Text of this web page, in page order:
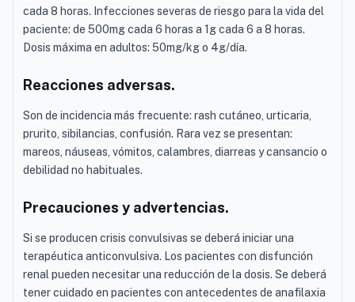
cada 8 horas. Infecciones severas de riesgo para la vida del
paciente: de 500mg cada 6 horas a 1g cada 6 a 8 horas.
Dosis máxima en adultos: 50mg/kg o 4g/día.
Reacciones adversas.
Son de incidencia más frecuente: rash cutáneo, urticaria,
prurito, sibilancias, confusión. Rara vez se presentan:
mareos, náuseas, vómitos, calambres, diarreas y cansancio o
debilidad no habituales.
Precauciones y advertencias.
Si se producen crisis convulsivas se deberá iniciar una
terapéutica anticonvulsiva. Los pacientes con disfunción
renal pueden necesitar una reducción de la dosis. Se deberá
tener cuidado en pacientes con antecedentes de anafilaxia